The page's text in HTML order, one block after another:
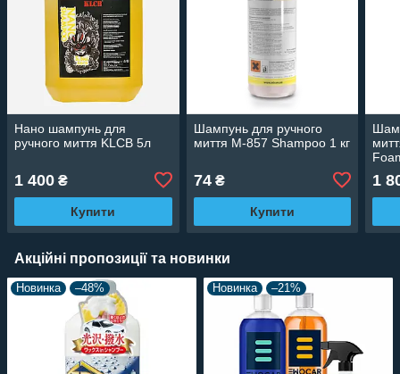
Нано шампунь для
ручного миття KLCB 5л
1 400 ₴
Купити
Шампунь для ручного
миття M-857 Shampoo 1 кг
74₴
Купити
1
Акційні пропозиції та новинки
Новинка –48% Новинка –21%